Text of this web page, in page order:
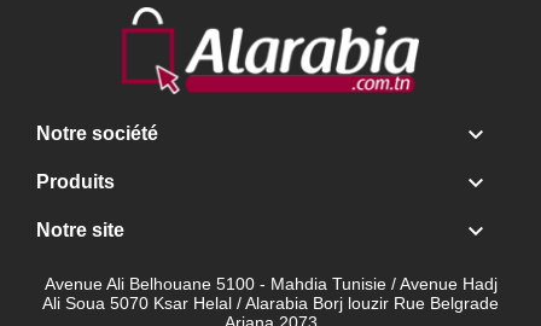
Notre société 
Produits 
Notre site 
Avenue Ali Belhouane 5100 - Mahdia Tunisie / Avenue Hadj
Ali Soua 5070 Ksar Helal / Alarabia Borj louzir Rue Belgrade